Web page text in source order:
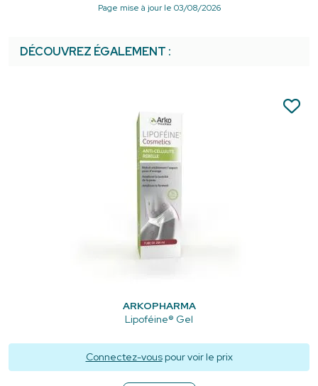
Page mise à jour le 03/08/2026
DÉCOUVREZ ÉGALEMENT :
ARKOPHARMA
Lipoféine® Gel
Connectez-vouspour voir le prix